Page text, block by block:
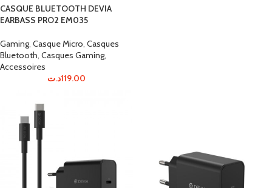
CASQUE BLUETOOTH DEVIA
EARBASS PRO2 EM035
Gaming, Casque Micro, Casques
Bluetooth, Casques Gaming,
Accessoires
119.00د.ت